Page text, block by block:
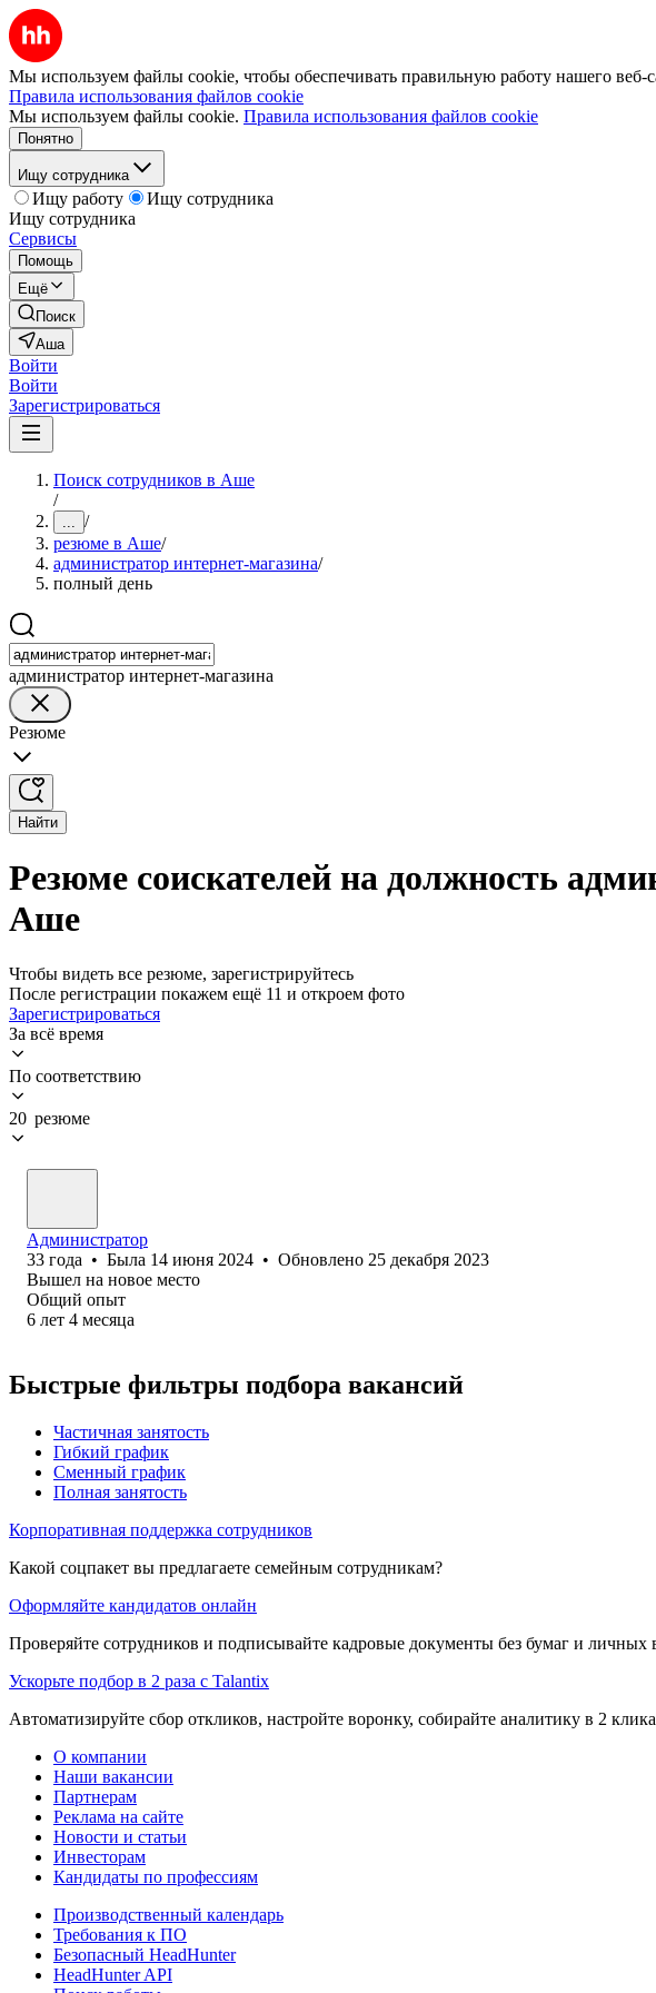
Мы используем файлы cookie, чтобы обеспечивать правильную работу нашего веб-
Правила использования файлов cookie
Мы используем файлы cookie. Правила использования файлов cookie
Понятно
Ищу сотрудника
Ищу работу
Ищу сотрудника
Ищу сотрудника
Сервисы
Помощь
Ещё
Поиск
Аша
Войти
Войти
Зарегистрироваться
Поиск сотрудников в Аше
/
... /
резюме в Аше/
администратор интернет-магазина/
полный день
администратор интернет-магазина
Резюме
Найти
Резюме соискателей на должность
Аше
Чтобы видеть все резюме, зарегистрируйтесь
После регистрации покажем ещё 11 и откроем фото
Зарегистрироваться
За всё время
По соответствию
20 резюме
Администратор
33 года • Была 14 июня 2024 • Обновлено 25 декабря 2023
Вышел на новое место
Общий опыт
6 лет 4 месяца
Быстрые фильтры подбора вакансий
Частичная занятость
Гибкий график
Сменный график
Полная занятость
Корпоративная поддержка сотрудников
Какой соцпакет вы предлагаете семейным сотрудникам?
Оформляйте кандидатов онлайн
Проверяйте сотрудников и подписывайте кадровые документы без бумаг и личных
Ускорьте подбор в 2 раза с Talantix
Автоматизируйте сбор откликов, настройте воронку, собирайте аналитику в 2 клика
О компании
Наши вакансии
Партнерам
Реклама на сайте
Новости и статьи
Инвесторам
Кандидаты по профессиям
Производственный календарь
Требования к ПО
Безопасный HeadHunter
HeadHunter API